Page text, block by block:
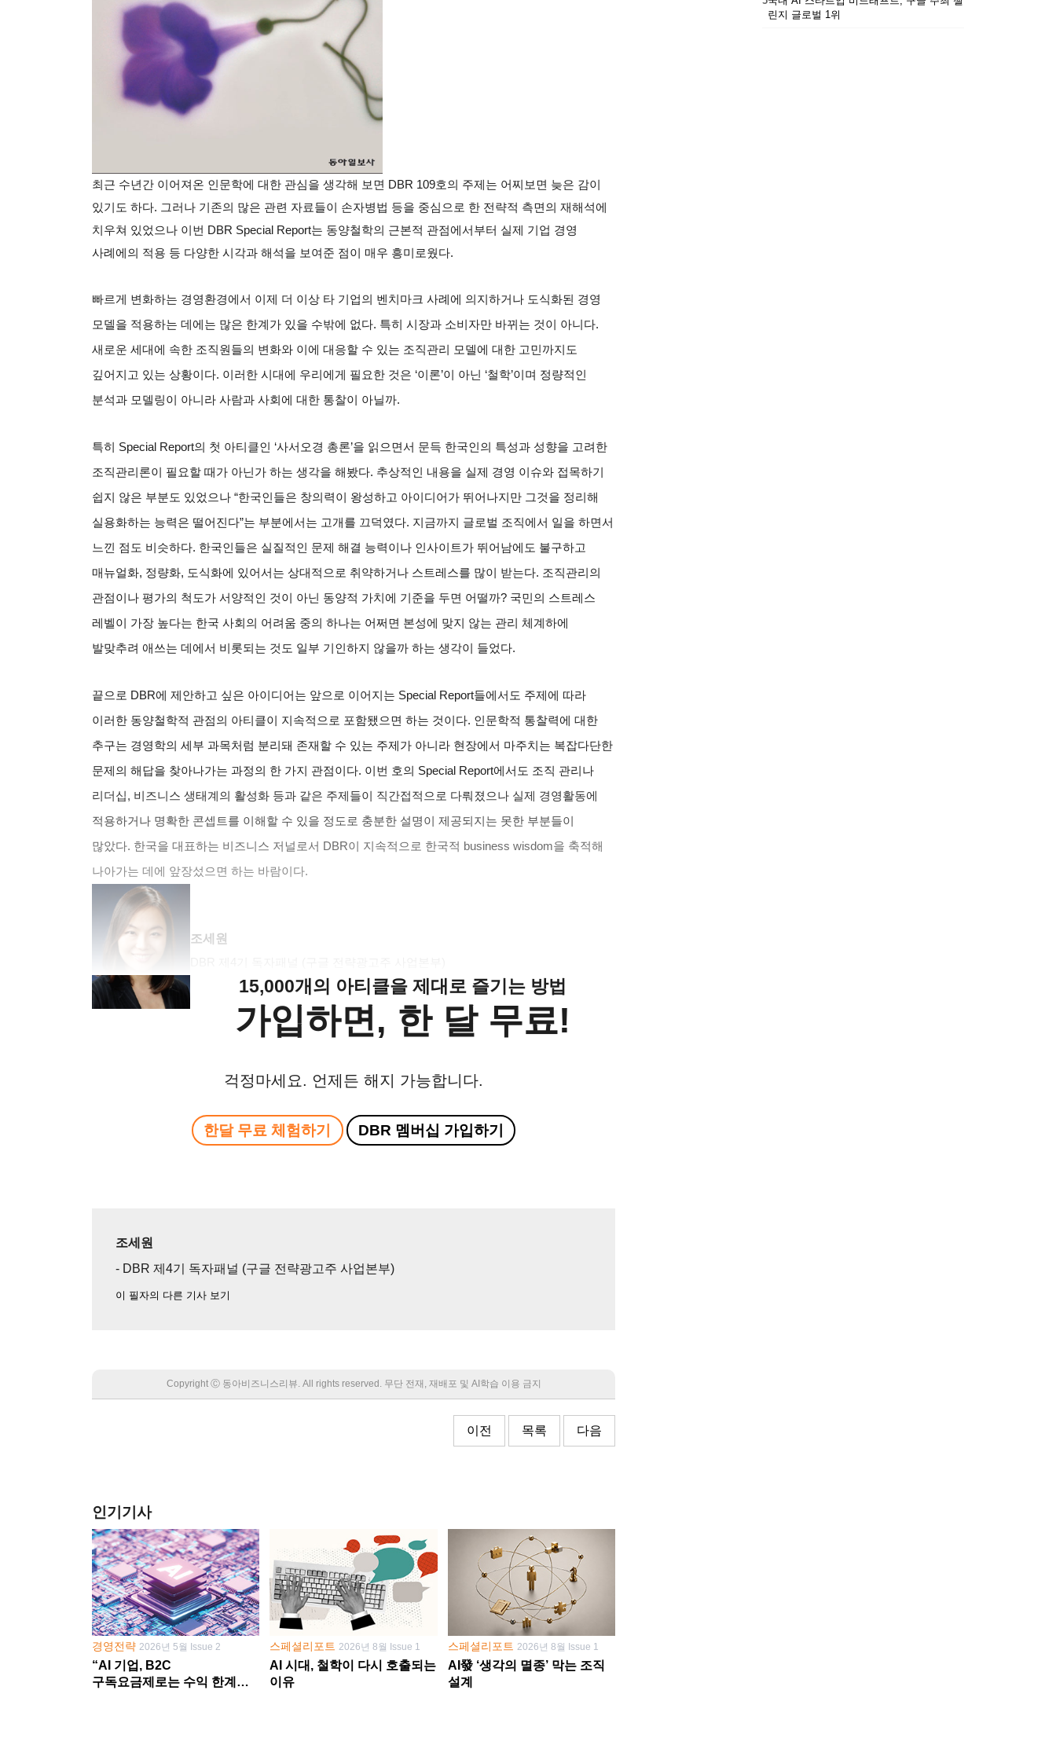
최근 수년간 이어져온 인문학에 대한 관심을 생각해 보면 DBR 109호의 주제는 어찌보면 늦은 감이
있기도 하다. 그러나 기존의 많은 관련 자료들이 손자병법 등을 중심으로 한 전략적 측면의 재해석에
치우쳐 있었으나 이번 DBR Special Report는 동양철학의 근본적 관점에서부터 실제 기업 경영
사례에의 적용 등 다양한 시각과 해석을 보여준 점이 매우 흥미로웠다.
빠르게 변화하는 경영환경에서 이제 더 이상 타 기업의 벤치마크 사례에 의지하거나 도식화된 경영
모델을 적용하는 데에는 많은 한계가 있을 수밖에 없다. 특히 시장과 소비자만 바뀌는 것이 아니다.
새로운 세대에 속한 조직원들의 변화와 이에 대응할 수 있는 조직관리 모델에 대한 고민까지도
깊어지고 있는 상황이다. 이러한 시대에 우리에게 필요한 것은 ‘이론’이 아닌 ‘철학’이며 정량적인
분석과 모델링이 아니라 사람과 사회에 대한 통찰이 아닐까.
특히 Special Report의 첫 아티클인 ‘사서오경 총론’을 읽으면서 문득 한국인의 특성과 성향을 고려한
조직관리론이 필요할 때가 아닌가 하는 생각을 해봤다. 추상적인 내용을 실제 경영 이슈와 접목하기
쉽지 않은 부분도 있었으나 “한국인들은 창의력이 왕성하고 아이디어가 뛰어나지만 그것을 정리해
실용화하는 능력은 떨어진다”는 부분에서는 고개를 끄덕였다. 지금까지 글로벌 조직에서 일을 하면서
느낀 점도 비슷하다. 한국인들은 실질적인 문제 해결 능력이나 인사이트가 뛰어남에도 불구하고
매뉴얼화, 정량화, 도식화에 있어서는 상대적으로 취약하거나 스트레스를 많이 받는다. 조직관리의
관점이나 평가의 척도가 서양적인 것이 아닌 동양적 가치에 기준을 두면 어떨까? 국민의 스트레스
레벨이 가장 높다는 한국 사회의 어려움 중의 하나는 어쩌면 본성에 맞지 않는 관리 체계하에
발맞추려 애쓰는 데에서 비롯되는 것도 일부 기인하지 않을까 하는 생각이 들었다.
끝으로 DBR에 제안하고 싶은 아이디어는 앞으로 이어지는 Special Report들에서도 주제에 따라
이러한 동양철학적 관점의 아티클이 지속적으로 포함됐으면 하는 것이다. 인문학적 통찰력에 대한
추구는 경영학의 세부 과목처럼 분리돼 존재할 수 있는 주제가 아니라 현장에서 마주치는 복잡다단한
문제의 해답을 찾아나가는 과정의 한 가지 관점이다. 이번 호의 Special Report에서도 조직 관리나
리더십, 비즈니스 생태계의 활성화 등과 같은 주제들이 직간접적으로 다뤄졌으나 실제 경영활동에
적용하거나 명확한 콘셉트를 이해할 수 있을 정도로 충분한 설명이 제공되지는 못한 부분들이
많았다. 한국을 대표하는 비즈니스 저널로서 DBR이 지속적으로 한국적 business wisdom을 축적해
나아가는 데에 앞장섰으면 하는 바람이다.
조세원
15,000개의 아티클을 제대로 즐기는 방법
가입하면, 한 달 무료!
걱정마세요. 언제든 해지 가능합니다.
한달 무료 체험하기 DBR 멤버십 가입하기
조세원
- DBR 제4기 독자패널 (구글 전략광고주 사업본부)
이 필자의 다른 기사 보기
Copyright Ⓒ 동아비즈니스리뷰. All rights reserved. 무단 전재, 재배포 및 AI학습 이용 금지
이전 목록 다음
인기기사
경영전략 2026년 5월 Issue 2
“AI 기업, B2C
구독요금제로는 수익 한계
스페셜리포트2026년 8월 Issue 1
AI 시대, 철학이 다시 호출되는
이유
스페셜리포트 2026년 8월 Issue 1
AI發 ‘생각의 멸종’ 막는 조직
설계
린지 글로벌 1위